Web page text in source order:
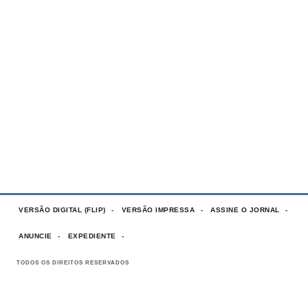
VERSÃO DIGITAL (FLIP) VERSÃO IMPRESSA ASSINE O JORNAL
ANUNCIE EXPEDIENTE
TODOS OS DIREITOS RESERVADOS